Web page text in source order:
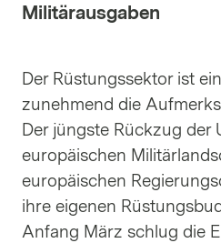
Militärausgaben
Der Rüstungssektor ist
zunehmend die
Der jüngste Rückzug der
europäischen
europäischen
ihre eigenen
Anfang März schlug die